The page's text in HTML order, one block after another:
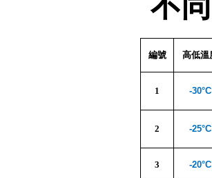
編號 高低溫
1 -30°C
2 -25°C
3 -20°C